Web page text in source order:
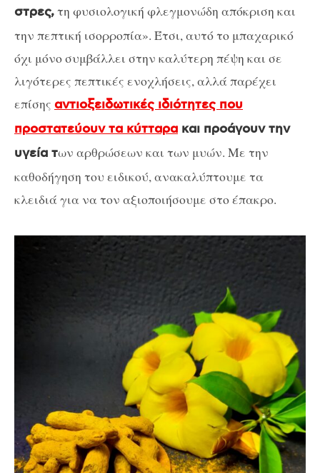
στρες,τη φυσιολογική φλεγμονώδη απόκριση και
την πεπτική ισορροπία». Έτσι, αυτό το μπαχαρικό
όχι μόνο συμβάλλει στην καλύτερη πέψη και σε
λιγότερες πεπτικές ενοχλήσεις, αλλά παρέχει
επίσης αντιοξειδωτικές ιδιότητες που
προστατεύουν τα κύτταρα και προάγουν την
υγεία των αρθρώσεων και των μυών. Με την
καθοδήγηση του ειδικού, ανακαλύπτουμε τα
κλειδιά για να τον αξιοποιήσουμε στο έπακρο.